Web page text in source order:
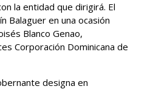
la entidad que dirigirá. El
Balaguer en una ocasión
Blanco Genao,
Corporación Dominicana de
designa en